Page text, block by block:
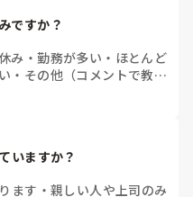
ですか？
み ・勤務が多い ・ ほとんど
・ その他（コメントで教え
いますか？
ます ・ 親しい人や上司のみ